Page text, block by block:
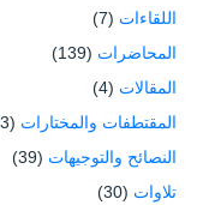
اللقاءات (7)
المحاضرات (139)
المقالات (4)
المقتطفات والمختارات (53)
النصائح والتوجيهات (39)
تلاوات (30)